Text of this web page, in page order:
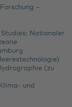
–
Nationaler
(zu
und